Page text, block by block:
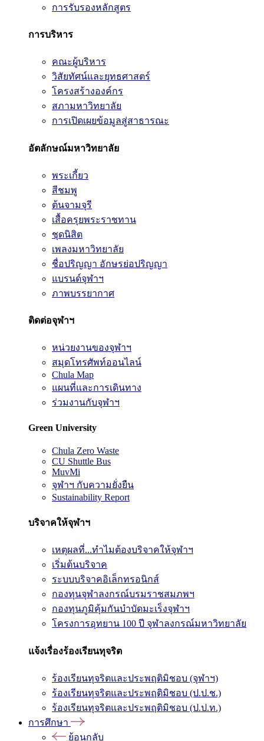
การรับรองหลักสูตร
การบริหาร
คณะผู้บริหาร
วิสัยทัศน์และยุทธศาสตร์
โครงสร้างองค์กร
สภามหาวิทยาลัย
การเปิดเผยข้อมูลสู่สาธารณะ
อัตลักษณ์มหาวิทยาลัย
พระเกี้ยว
สีชมพู
ต้นจามจุรี
เสื้อครุยพระราชทาน
ชุดนิสิต
เพลงมหาวิทยาลัย
ชื่อปริญญา อักษรย่อปริญญา
แบรนด์จุฬาฯ
ภาพบรรยากาศ
ติดต่อจุฬาฯ
หน่วยงานของจุฬาฯ
สมุดโทรศัพท์ออนไลน์
Chula Map
แผนที่และการเดินทาง
ร่วมงานกับจุฬาฯ
Green University
Chula Zero Waste
CU Shuttle Bus
MuvMi
จุฬาฯ กับความยั่งยืน
Sustainability Report
บริจาคให้จุฬาฯ
เหตุผลที่...ทำไมต้องบริจาคให้จุฬาฯ
เริ่มต้นบริจาค
ระบบบริจาคอิเล็กทรอนิกส์
กองทุนจุฬาลงกรณ์บรมราชสมภพฯ
กองทุนภูมิคุ้มกันบำบัดมะเร็งจุฬาฯ
โครงการอุทยาน 100 ปี จุฬาลงกรณ์มหาวิทยาลัย
แจ้งเรื่องร้องเรียนทุจริต
ร้องเรียนทุจริตและประพฤติมิชอบ (จุฬาฯ)
ร้องเรียนทุจริตและประพฤติมิชอบ (ป.ป.ช.)
ร้องเรียนทุจริตและประพฤติมิชอบ (ป.ป.ท.)
การศึกษา
ย้อนกลับ